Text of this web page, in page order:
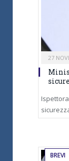
27
BREVI